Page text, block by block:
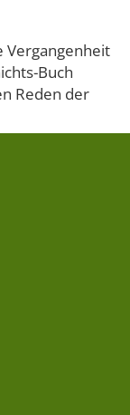
Vergangenheit
Buch
Reden der